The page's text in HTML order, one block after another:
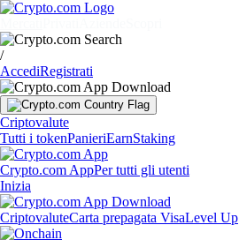
/
AccediRegistrati
Criptovalute
Tutti i tokenPanieriEarnStaking
Crypto.com AppPer tutti gli utenti
Inizia
CriptovaluteCarta prepagata VisaLevel Up